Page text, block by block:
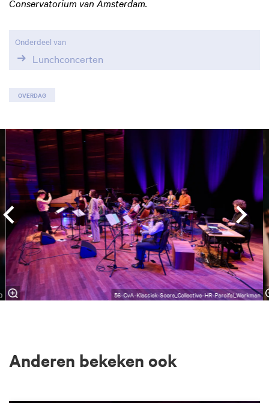
Conservatorium van Amsterdam.
Onderdeel van
Lunchconcerten
OVERDAG
Overslaan
56-CvA-Klassiek-Score_Collective-HR-Parcifal_Werkman
Anderen bekeken ook